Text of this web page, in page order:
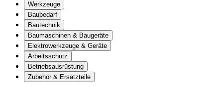
Werkzeuge
Baubedarf
Bautechnik
Baumaschinen & Baugeräte
Elektrowerkzeuge & Geräte
Arbeitsschutz
Betriebsausrüstung
Zubehör & Ersatzteile